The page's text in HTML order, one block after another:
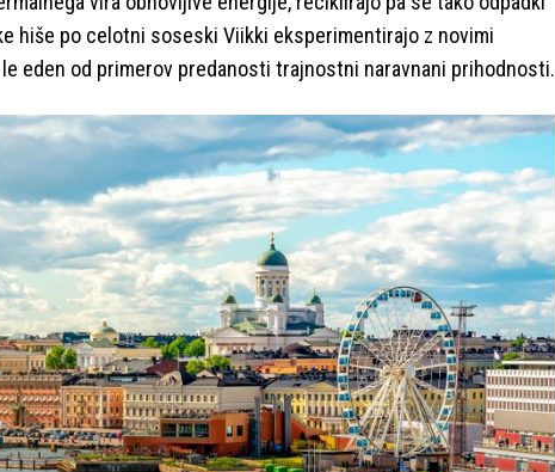
hiše po celotni soseski Viikki eksperimentirajo z novimi
eden od primerov predanosti trajnostni naravnani prihodnosti.